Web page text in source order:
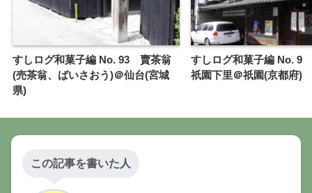
すしログ和菓子編 No. 93 賣茶翁
(売茶翁、ばいさおう)＠仙台(宮城
県)
すしログ和菓子編 No. 9
祇園下里＠祇園(京都府)
この記事を書いた人